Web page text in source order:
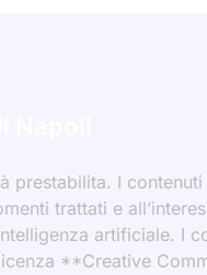
Napoli
prestabilita. I
trattati e
artificiale. I
**Creative